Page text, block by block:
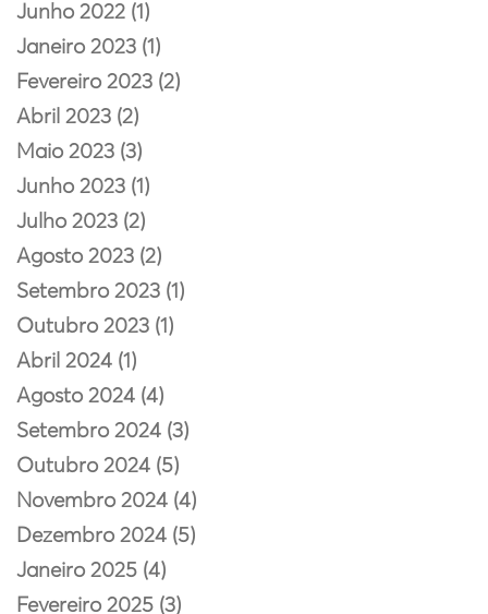
Junho 2022 (1)
Janeiro 2023 (1)
Fevereiro 2023 (2)
Abril 2023 (2)
Maio 2023 (3)
Junho 2023 (1)
Julho 2023 (2)
Agosto 2023 (2)
Setembro 2023 (1)
Outubro 2023 (1)
Abril 2024 (1)
Agosto 2024 (4)
Setembro 2024 (3)
Outubro 2024 (5)
Novembro 2024 (4)
Dezembro 2024 (5)
Janeiro 2025 (4)
Fevereiro 2025 (3)